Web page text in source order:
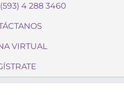
4 288 3460
VIRTUAL